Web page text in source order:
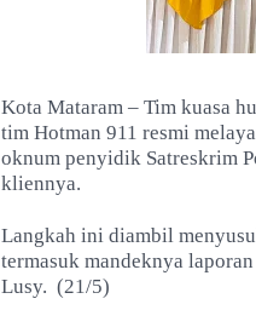
Kota Mataram – Tim kuasa
tim Hotman 911 resmi
oknum penyidik Satreskrim
kliennya.
Langkah ini diambil
termasuk mandeknya
Lusy. (21/5)